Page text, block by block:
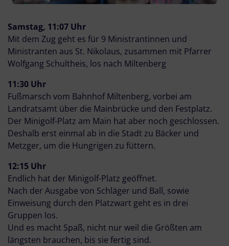
Samstag, 11:07 Uhr
Mit dem Zug geht es für 9 Ministrantinnen und
Ministranten aus St. Nikolaus, zusammen mit Pfarrer
Wolfgang Schultheis, los nach Miltenberg
11:30 Uhr
Fußmarsch vom Bahnhof Miltenberg, vorbei am
Landratsamt über die Mainbrücke und den Festplatz.
Der Minigolf-Platz am Main hat aber noch geschlossen.
Deshalb erst einmal ab in die Stadt zu Bäcker und
Metzger, um die Hungrigen zu füttern.
12:15 Uhr
Endlich hat der Minigolf-Platz geöffnet.
Nach der Ausgabe von Schläger und Ball, sowie
Einweisung durch den Platzwart geht es in drei
Gruppen los.
Und es macht Spaß, nicht nur weil die Größten am
längsten brauchen, bis sie fertig sind.